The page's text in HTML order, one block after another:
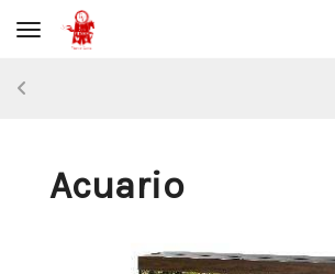
Toggle navigation
Acuario